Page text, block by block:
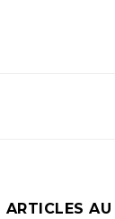
ARTICLES AU